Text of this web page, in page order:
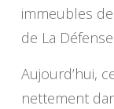
immeubles
de La
Aujourd’hui,
nettement